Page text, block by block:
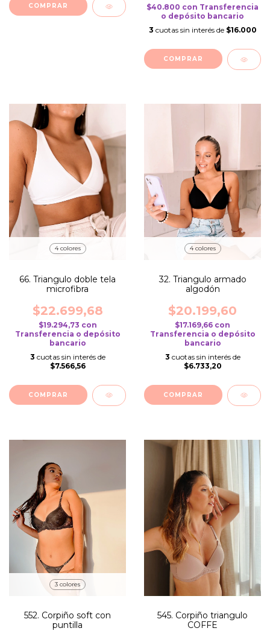
COMPRAR $40.800 con Transferencia
o depósito bancario
3 cuotas sin interés de $16.000
COMPRAR
4 colores
66. Triangulo doble tela
microfibra
$22.699,68
$19.294,73 con
Transferencia o depósito
bancario
3 cuotas sin interés de
$7.566,56
COMPRAR
4 colores
32. Triangulo armado
algodón
$20.199,60
$17.169,66 con
Transferencia o depósito
bancario
3 cuotas sin interés de
$6.733,20
COMPRAR
3 colores
552. Corpiño soft con
puntilla
545. Corpiño triangulo
COFFE